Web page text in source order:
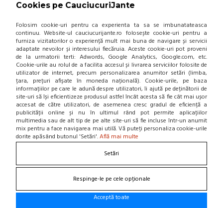
Cookies pe CauciucuriJante
Folosim cookie-uri pentru ca experienta ta sa se imbunatateasca
continuu. Website-ul cauciucurijante.ro folosește cookie-uri pentru a
furniza vizitatorilor o experiență mult mai buna de navigare și servicii
adaptate nevoilor și interesului fiecăruia. Aceste cookie-uri pot proveni
de la urmatorii terti: Adwords, Google Analytics, Google.com, etc.
Cookie-urile au rolul de a facilita accesul și livrarea serviciilor folosite de
utilizator de internet, precum personalizarea anumitor setări (limba,
țara, prețuri afișate în moneda națională). Cookie-urile, pe baza
informațiilor pe care le adună despre utilizatori, îi ajută pe deținătorii de
site-uri să își eficientizeze produsul astfel încât acesta să fie cât mai ușor
accesat de către utilizatori, de asemenea cresc gradul de eficiență a
publicității online și nu în ultimul rând pot permite aplicațiilor
multimedia sau de alt tip de pe alte site-uri să fie incluse într-un anumit
mix pentru a face navigarea mai utilă. Vă puteți personaliza cookie-urile
dorite apăsând butonul 'Setări'.Află mai multe
Setări
Respinge-le pe cele opționale
Acceptă toate
Garantie si returnare
Protectia consumatorului - A.N.P.C.
Panou de control GDPR
DESPRE NOI
Contact
Home
Locatie punct de lucru
Departamente
NOU! BLOG
Contacteaza-ne
Suna la 0766 182 324, 0766 182 326
(zona semafoare Institut)
office@cauciucurijante.ro